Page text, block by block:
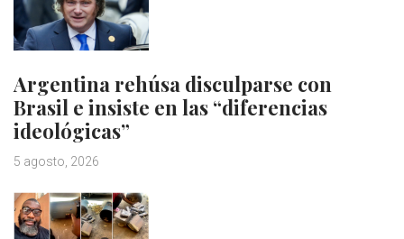
Argentina rehúsa disculparse con
Brasil e insiste en las “diferencias
ideológicas”
5 agosto, 2026